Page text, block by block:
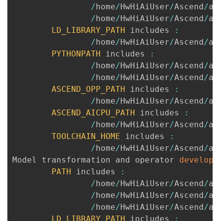
/home/HwHiAiUser/Ascend /
/home/HwHiAiUser/Ascend /
LD_LIBRARY_PATH includes
:
/home/HwHiAiUser/Ascend /
PYTHONPATH includes
:
/home/HwHiAiUser/Ascend /
/home/HwHiAiUser/Ascend /
ASCEND_OPP_PATH includes
:
/home/HwHiAiUser/Ascend /
ASCEND_AICPU_PATH includes
:
/home/HwHiAiUser/Ascend /
TOOLCHAIN_HOME includes
:
/home/HwHiAiUser/Ascend /
Model transformation and operator develop
PATH includes
:
/home/HwHiAiUser/Ascend /
/home/HwHiAiUser/Ascend /
/home/HwHiAiUser/Ascend /
LD_LIBRARY_PATH includes
: